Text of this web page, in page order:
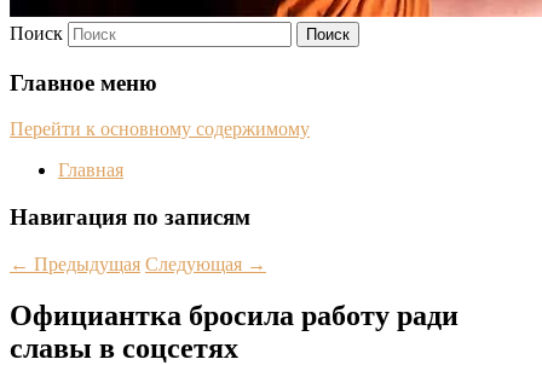
Поиск
Главное меню
Перейти к основному содержимому
Главная
Навигация по записям
← Предыдущая Следующая →
Официантка бросила работу ради
славы в соцсетях